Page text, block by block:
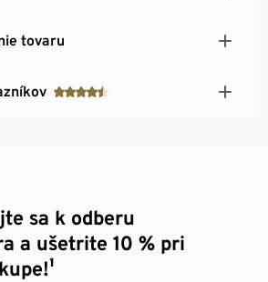
tovaru
sa k odberu
a ušetrite 10 % pri